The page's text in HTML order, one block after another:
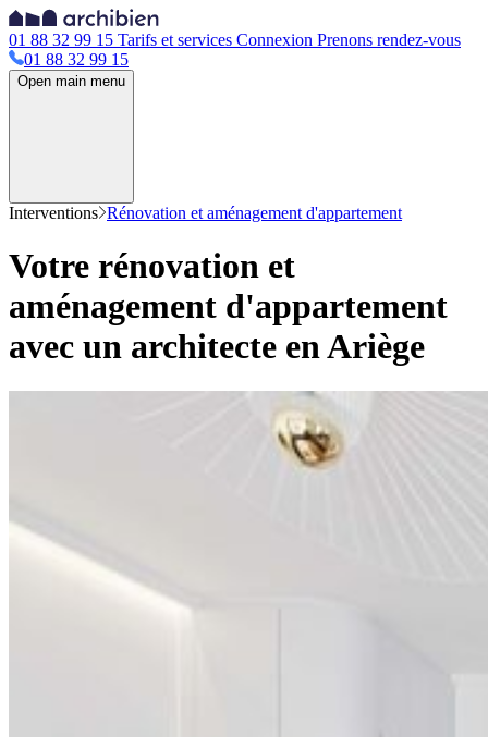
01 88 32 99 15 Tarifs et services Connexion Prenons rendez-vous
01 88 32 99 15
Open main menu
Interventions Rénovation et aménagement d'appartement
Votre rénovation et
aménagement d'appartement
avec un architecte en Ariège